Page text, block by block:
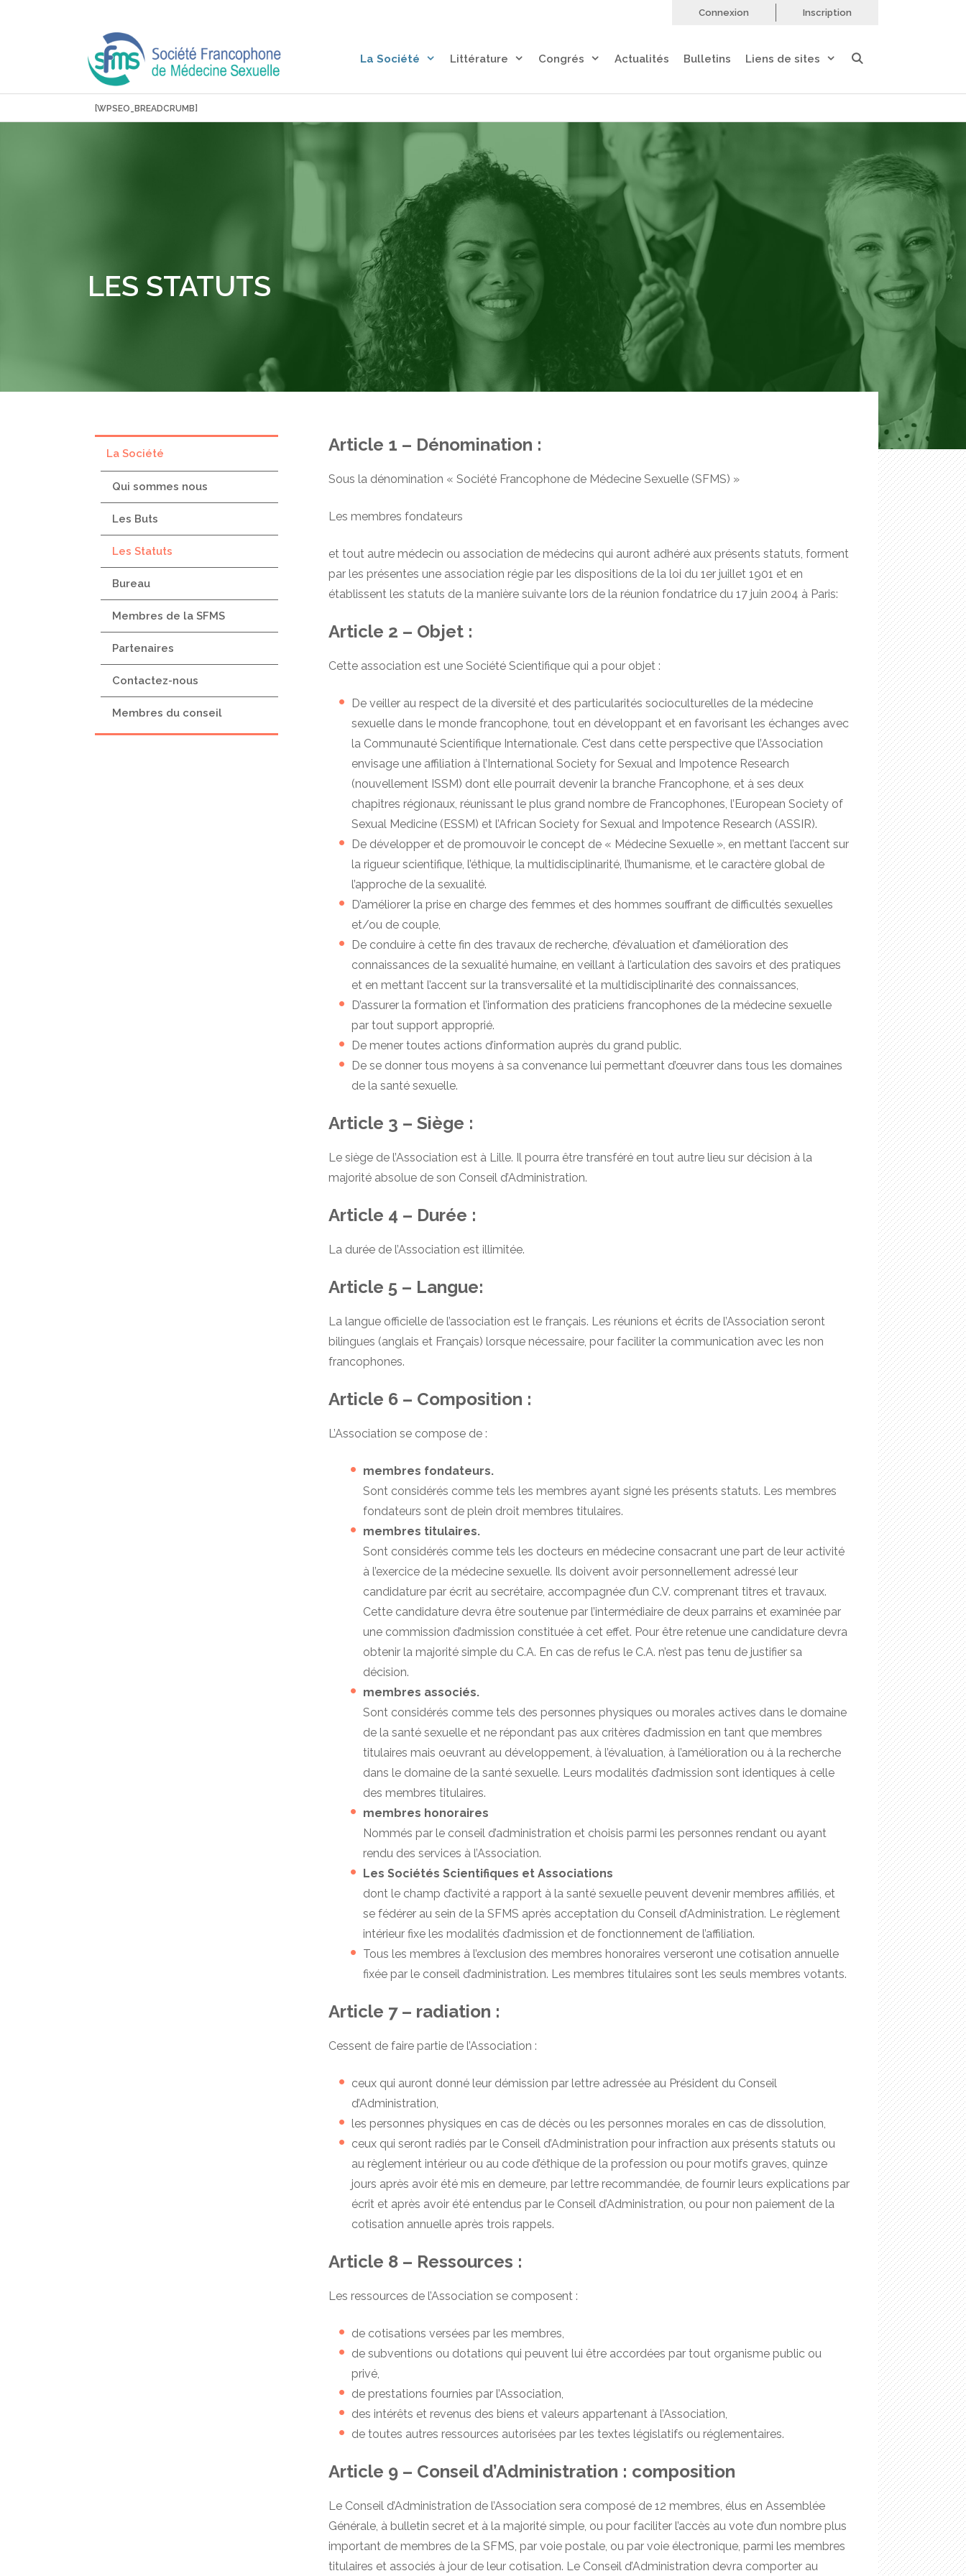
Connexion Inscription
La Société Littérature Congrés Actualités Bulletins Liens de sites
[WPSEO_BREADCRUMB]
LES STATUTS
Article 1 – Dénomination :
Sous la dénomination « Société Francophone de Médecine Sexuelle (SFMS) »
Les membres fondateurs
et tout autre médecin ou association de médecins qui auront adhéré aux présents statuts, forment
par les présentes une association régie par les dispositions de la loi du 1er juillet 1901 et en
établissent les statuts de la manière suivante lors de la réunion fondatrice du 17 juin 2004 à Paris:
Article 2 – Objet :
Cette association est une Société Scientifique qui a pour objet :
De veiller au respect de la diversité et des particularités socioculturelles de la médecine
sexuelle dans le monde francophone, tout en développant et en favorisant les échanges avec
la Communauté Scientifique Internationale. C’est dans cette perspective que l’Association
envisage une affiliation à l’International Society for Sexual and Impotence Research
(nouvellement ISSM) dont elle pourrait devenir la branche Francophone, et à ses deux
chapitres régionaux, réunissant le plus grand nombre de Francophones, l’European Society of
Sexual Medicine (ESSM) et l’African Society for Sexual and Impotence Research (ASSIR).
De développer et de promouvoir le concept de « Médecine Sexuelle », en mettant l’accent sur
la rigueur scientifique, l’éthique, la multidisciplinarité, l’humanisme, et le caractère global de
l’approche de la sexualité.
D’améliorer la prise en charge des femmes et des hommes souffrant de difficultés sexuelles
et/ou de couple,
De conduire à cette fin des travaux de recherche, d’évaluation et d’amélioration des
connaissances de la sexualité humaine, en veillant à l’articulation des savoirs et des pratiques
et en mettant l’accent sur la transversalité et la multidisciplinarité des connaissances,
D’assurer la formation et l’information des praticiens francophones de la médecine sexuelle
par tout support approprié.
De mener toutes actions d’information auprès du grand public.
De se donner tous moyens à sa convenance lui permettant d’œuvrer dans tous les domaines
de la santé sexuelle.
Article 3 – Siège :
Le siège de l’Association est à Lille. Il pourra être transféré en tout autre lieu sur décision à la
majorité absolue de son Conseil d’Administration.
Article 4 – Durée :
La durée de l’Association est illimitée.
Article 5 – Langue:
La langue officielle de l’association est le français. Les réunions et écrits de l’Association seront
bilingues (anglais et Français) lorsque nécessaire, pour faciliter la communication avec les non
francophones.
Article 6 – Composition :
L’Association se compose de :
membres fondateurs.
Sont considérés comme tels les membres ayant signé les présents statuts. Les membres
fondateurs sont de plein droit membres titulaires.
membres titulaires.
Sont considérés comme tels les docteurs en médecine consacrant une part de leur activité
à l’exercice de la médecine sexuelle. Ils doivent avoir personnellement adressé leur
candidature par écrit au secrétaire, accompagnée d’un C.V. comprenant titres et travaux.
Cette candidature devra être soutenue par l’intermédiaire de deux parrains et examinée par
une commission d’admission constituée à cet effet. Pour être retenue une candidature devra
obtenir la majorité simple du C.A. En cas de refus le C.A. n’est pas tenu de justifier sa
décision.
membres associés.
Sont considérés comme tels des personnes physiques ou morales actives dans le domaine
de la santé sexuelle et ne répondant pas aux critères d’admission en tant que membres
titulaires mais oeuvrant au développement, à l’évaluation, à l’amélioration ou à la recherche
dans le domaine de la santé sexuelle. Leurs modalités d’admission sont identiques à celle
des membres titulaires.
membres honoraires
Nommés par le conseil d’administration et choisis parmi les personnes rendant ou ayant
rendu des services à l’Association.
Les Sociétés Scientifiques et Associations
dont le champ d’activité a rapport à la santé sexuelle peuvent devenir membres affiliés, et
se fédérer au sein de la SFMS après acceptation du Conseil d’Administration. Le règlement
intérieur fixe les modalités d’admission et de fonctionnement de l’affiliation.
Tous les membres à l’exclusion des membres honoraires verseront une cotisation annuelle
fixée par le conseil d’administration. Les membres titulaires sont les seuls membres votants.
Article 7 – radiation :
Cessent de faire partie de l’Association :
ceux qui auront donné leur démission par lettre adressée au Président du Conseil
d’Administration,
les personnes physiques en cas de décès ou les personnes morales en cas de dissolution,
ceux qui seront radiés par le Conseil d’Administration pour infraction aux présents statuts ou
au règlement intérieur ou au code d’éthique de la profession ou pour motifs graves, quinze
jours après avoir été mis en demeure, par lettre recommandée, de fournir leurs explications par
écrit et après avoir été entendus par le Conseil d’Administration, ou pour non paiement de la
cotisation annuelle après trois rappels.
Article 8 – Ressources :
Les ressources de l’Association se composent :
de cotisations versées par les membres,
de subventions ou dotations qui peuvent lui être accordées par tout organisme public ou
privé,
de prestations fournies par l’Association,
des intérêts et revenus des biens et valeurs appartenant à l’Association,
de toutes autres ressources autorisées par les textes législatifs ou réglementaires.
Article 9 – Conseil d’Administration : composition
Le Conseil d’Administration de l’Association sera composé de 12 membres, élus en Assemblée
Générale, à bulletin secret et à la majorité simple, ou pour faciliter l’accès au vote d’un nombre plus
important de membres de la SFMS, par voie postale, ou par voie électronique, parmi les membres
titulaires et associés à jour de leur cotisation. Le Conseil d’Administration devra comporter au
La Société
Qui sommes nous
Les Buts
Les Statuts
Bureau
Membres de la SFMS
Partenaires
Contactez-nous
Membres du conseil